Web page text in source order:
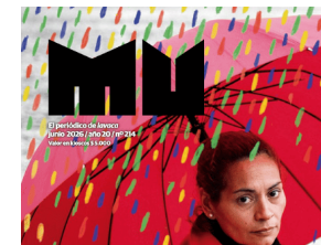
Este número 215 de MU ☝️viene con
podría ser una frase:
Sin chamuyo, a
Descargar la Mu en PDF